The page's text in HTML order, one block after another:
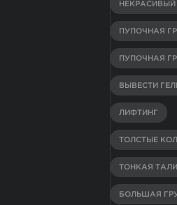
ПУПОЧНАЯ
ПУПОЧНАЯ
ВЫВЕСТИ
ЛИФТИНГ
ТОЛСТЫЕ
ТОНКАЯ
БОЛЬШАЯ